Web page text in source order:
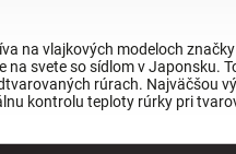
na vlajkových modeloch
na svete so sídlom v
rúrach. Najväčšou
kontrolu teploty rúrky pri